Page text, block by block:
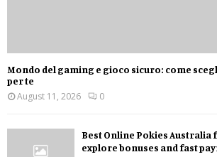
Mondo del gaming e gioco sicuro: come
per te
August 11, 2026
0
Best Online Pokies Australia
explore bonuses and fast